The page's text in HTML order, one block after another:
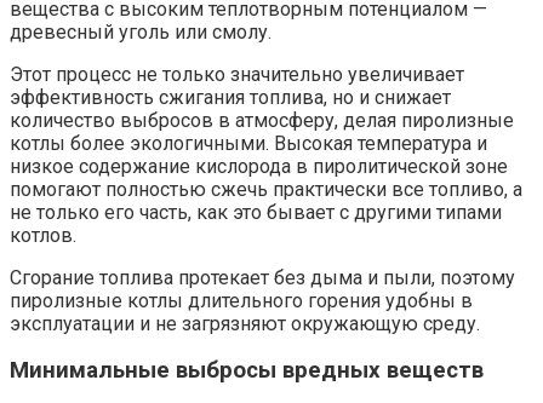
вещества с высоким теплотворным потенциалом —
древесный уголь или смолу.
Этот процесс не только значительно увеличивает
эффективность сжигания топлива, но и снижает
количество выбросов в атмосферу, делая пиролизные
котлы более экологичными. Высокая температура и
низкое содержание кислорода в пиролитической зоне
помогают полностью сжечь практически все топливо, а
не только его часть, как это бывает с другими типами
котлов.
Сгорание топлива протекает без дыма и пыли, поэтому
пиролизные котлы длительного горения удобны в
эксплуатации и не загрязняют окружающую среду.
Минимальные выбросы вредных веществ